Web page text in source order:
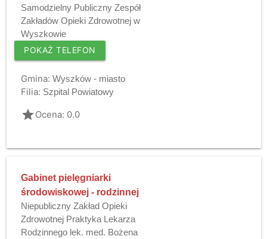
Samodzielny Publiczny Zespół
Zakładów Opieki Zdrowotnej w
Wyszkowie
POKAŻ TELEFON
Gmina: Wyszków - miasto
Filia: Szpital Powiatowy
gradeOcena: 0.0
Gabinet pielęgniarki
środowiskowej - rodzinnej
Niepubliczny Zakład Opieki
Zdrowotnej Praktyka Lekarza
Rodzinnego lek. med. Bożena